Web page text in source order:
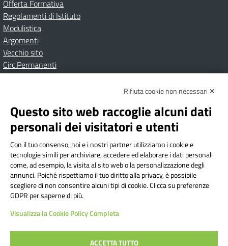
Offerta Formativa
Regolamenti di Istituto
Modulistica
Argomenti
Vecchio sito
Circ.Permanenti
Albo onlinePrivacy Policy
Dichiarazione di accessibilità
Note Legali
Istituto Comprensivo Bricherasio
Via Cesare Bollea n. 3 - 10064 Bricherasio (TO) | P.E.O.:
toic84200d@istruzione.it | P.E.C.:
toic84200d@pec.istruzione.it
Codice Fiscale: 94544620019 | Cod. Meccanografico:
TOIC84200D | Codice IPA: istsc_toic84200d | Codice
Univoco: UFYI9M
Rifiuta cookie non necessari ✕
Questo sito web raccoglie alcuni dati
personali dei visitatori e utenti
Con il tuo consenso, noi e i nostri partner utilizziamo i cookie e
tecnologie simili per archiviare, accedere ed elaborare i dati personali
come, ad esempio, la visita al sito web o la personalizzazione degli
annunci. Poiché rispettiamo il tuo diritto alla privacy, è possibile
scegliere di non consentire alcuni tipi di cookie. Clicca su preferenze
GDPR per saperne di più.
Visualizza la Cookie Policy Completa
ACCETTA TUTTO